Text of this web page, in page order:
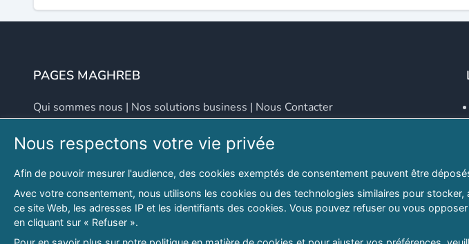
PAGES MAGHREB
Qui sommes nous | Nos solutions business | Nous Contacter
Adresse
46 LOT. PETITE PROVENCE SIDI YAHIA
Hydra, Alger (16), Algérie
Email
contact@lespagesmaghreb.com
Nous respectons votre vie privée
Afin de pouvoir mesurer l'audience, des cookies exemptés de consentement peuvent être
Avec votre consentement, nous utilisons les cookies ou des technologies similaires pour
ce site Web, les adresses IP et les identifiants des cookies. Vous pouvez refuser ou vous
en cliquant sur « Refuser ».